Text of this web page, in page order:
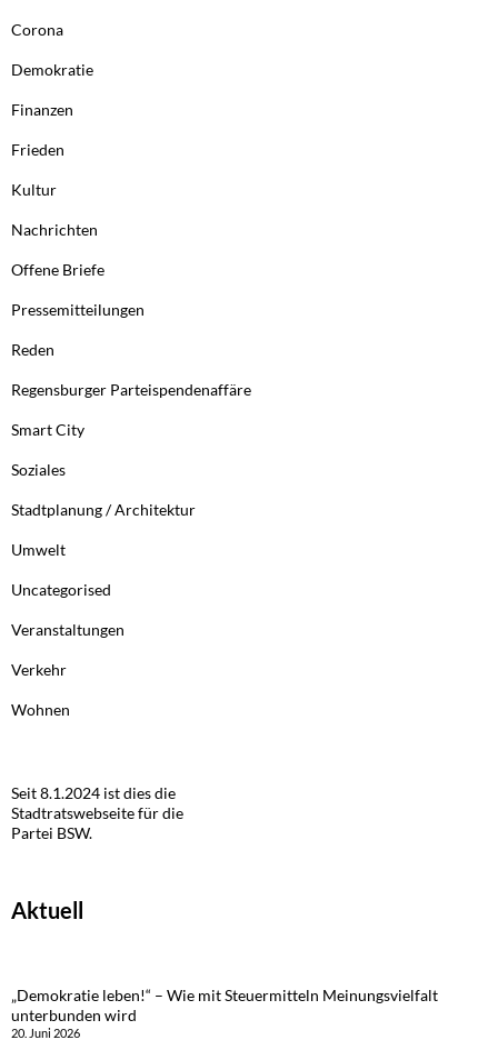
Corona
Demokratie
Finanzen
Frieden
Kultur
Nachrichten
Offene Briefe
Pressemitteilungen
Reden
Regensburger Parteispendenaffäre
Smart City
Soziales
Stadtplanung / Architektur
Umwelt
Uncategorised
Veranstaltungen
Verkehr
Wohnen
Seit 8.1.2024 ist dies die
Stadtratswebseite für die
Partei BSW.
Aktuell
„Demokratie leben!“ – Wie mit Steuermitteln Meinungsvielfalt
unterbunden wird
20. Juni 2026